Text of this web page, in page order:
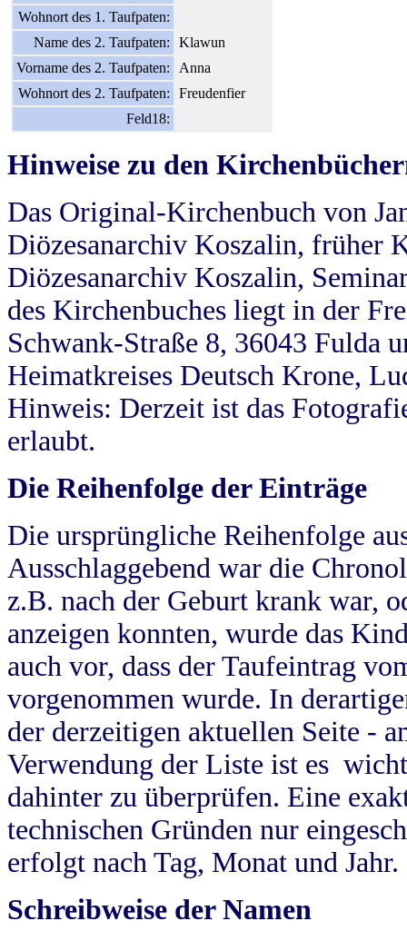
Wohnort des 1. Taufpaten:
Name des 2. Taufpaten:
Klawun
Vorname des 2. Taufpaten:
Anna
Wohnort des 2. Taufpaten:
Freudenfier
Feld18:
Hinweise zu den
Das Original-Kirchenbuch von
Diözesanarchiv Koszalin, früher
Diözesanarchiv Koszalin,
des Kirchenbuches liegt in der
Schwank-Straße 8, 36043 Fulda
Heimatkreises Deutsch Krone,
Hinweis: Derzeit ist das
erlaubt.
Die Reihenfolge der Einträge
Die ursprüngliche Reihenfolge
Ausschlaggebend war die
z.B. nach der Geburt krank war,
anzeigen konnten, wurde das
auch vor, dass der Taufeintrag
vorgenommen wurde. In
der derzeitigen aktuellen Seite -
Verwendung der Liste ist es
dahinter zu überprüfen. Eine
technischen Gründen nur
erfolgt nach Tag, Monat und Jahr.
Schreibweise der Namen